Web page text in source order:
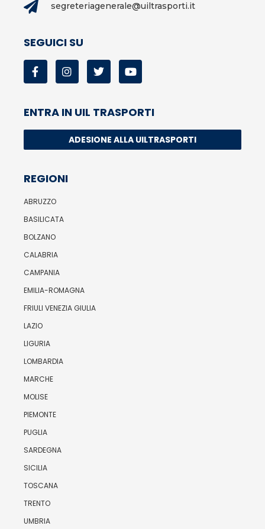
segreteriagenerale@uiltrasporti.it
SEGUICI SU
ENTRA IN UIL TRASPORTI
ADESIONE ALLA UILTRASPORTI
REGIONI
ABRUZZO
BASILICATA
BOLZANO
CALABRIA
CAMPANIA
EMILIA-ROMAGNA
FRIULI VENEZIA GIULIA
LAZIO
LIGURIA
LOMBARDIA
MARCHE
MOLISE
PIEMONTE
PUGLIA
SARDEGNA
SICILIA
TOSCANA
TRENTO
UMBRIA